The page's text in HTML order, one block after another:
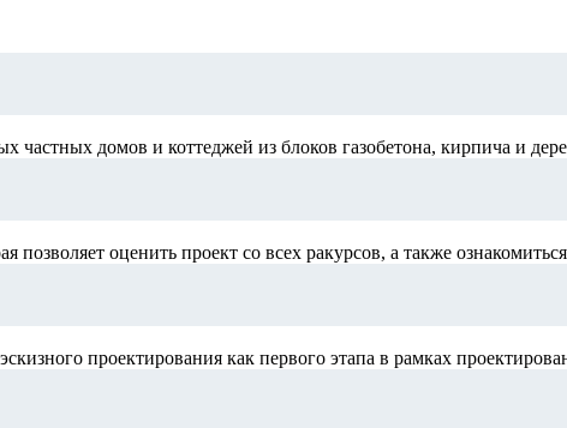
частных домов и коттеджей из блоков газобетона, кирпича и
позволяет оценить проект со всех ракурсов, а также
проектирования как первого этапа в рамках